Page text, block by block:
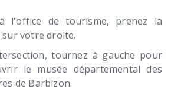
l'office de tourisme, prenez la
votre droite.
tournez à gauche pour
le musée départemental des
de Barbizon.